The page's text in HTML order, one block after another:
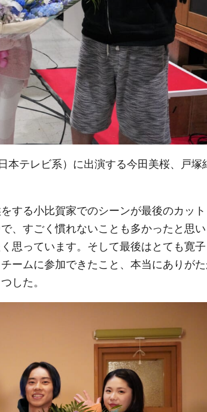
本テレビ系）に出演する今田美桜、戸塚
する小比賀家でのシーンが最後のカット
、すごく慣れないことも多かったと思
思っています。そして最後はとても寛
ームに参加できたこと、本当にありが
した。